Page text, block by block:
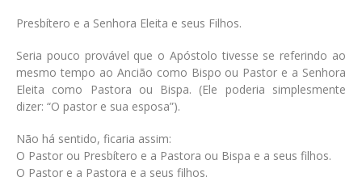
Presbítero e a Senhora Eleita e seus Filhos.
Seria pouco provável que o Apóstolo tivesse se referindo ao
mesmo tempo ao Ancião como Bispo ou Pastor e a Senhora
Eleita como Pastora ou Bispa. (Ele poderia simplesmente
dizer: “O pastor e sua esposa”).
Não há sentido, ficaria assim:
O Pastor ou Presbítero e a Pastora ou Bispa e a seus filhos.
O Pastor e a Pastora e a seus filhos.